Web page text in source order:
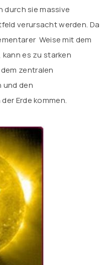
sie massive
verursacht werden. Da
Weise mit dem
es zu starken
zentralen
und den
Erde kommen.